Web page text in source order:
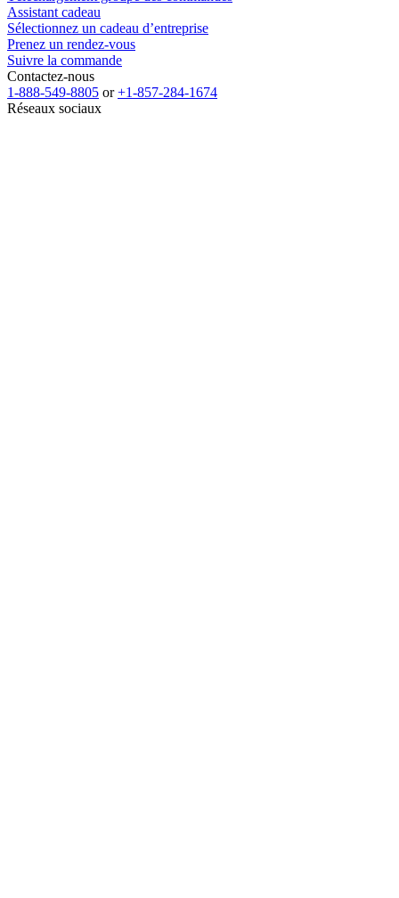
Assistant cadeau
Sélectionnez un cadeau d’entreprise
Prenez un rendez-vous
Suivre la commande
Contactez-nous
1-888-549-8805 or+1-857-284-1674
Réseaux sociaux